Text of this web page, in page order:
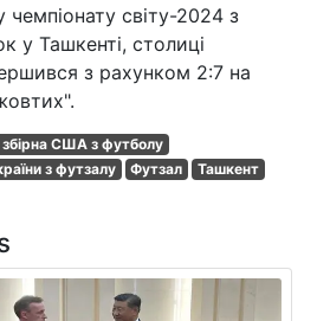
чемпіонату світу-2024 з
у Ташкенті, столиці
з рахунком 2:7 на
збірна США з футболу
з футзалу
Футзал
Ташкент